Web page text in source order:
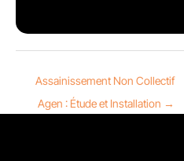
Assainissement Non Collectif
Agen : Étude et Installation →